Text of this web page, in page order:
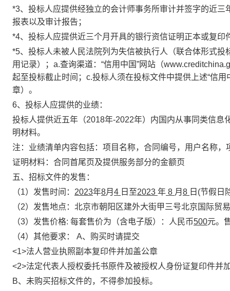
*3、投标人应提供经独立的会计师事务所审计并签字的近
报表以及审计报告；
*4、投标人应提供近三个月开具的银行资信证明正本或复印
*5、投标人未被人民法院列为失信被执行人（联合体形式
用记录）；a.查询渠道：“信用中国”网站（
起至投标截止时间；c.投标人须在投标文件中提供上述“信
章）。
6、投标人应提供的业绩：
投标人提供近五年（2018年-2022年）内国内从事同类信
明材料。
注：业绩清单内容包括：项目名称，合同编号，用户名称
证明材料：合同首尾页及提供服务部分的金额页
五、招标文件的发售：
（1）发售时间： 2023年8月 4 日至2023 年 8 月 8 日(节假日
（2）发售地点：北京市朝阳区建外大街甲三号北京国际贸
（3）发售价格: 每套售价为（含电子版）：人民币500元。
（4）其他要求： A、购买时请提交
<1>法人营业执照副本复印件并加盖公章
<2>法定代表人授权委托书原件及被授权人身份证复印件并
B、未购买招标文件的，不得参加投标。